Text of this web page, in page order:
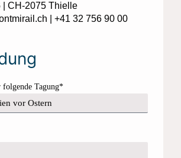
| CH-2075 Thielle
| +41 32 756 90 00
Tagung*